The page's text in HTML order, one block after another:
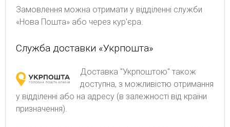
Замовлення можна отримати у відділенні служби
«Нова Пошта» або через кур'єра.
Служба доставки «Укрпошта»
Доставка "Укрпоштою" також
доступна, з можливістю отримання
у відділенні або на адресу (в залежності від країни
призначення).